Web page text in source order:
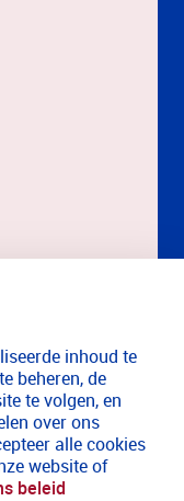
inhoud te
beheren, de
te volgen, en
over ons
alle cookies
website of
beleid